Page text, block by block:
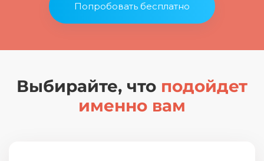
Попробовать бесплатно
Выбирайте, что подойдет
именно вам